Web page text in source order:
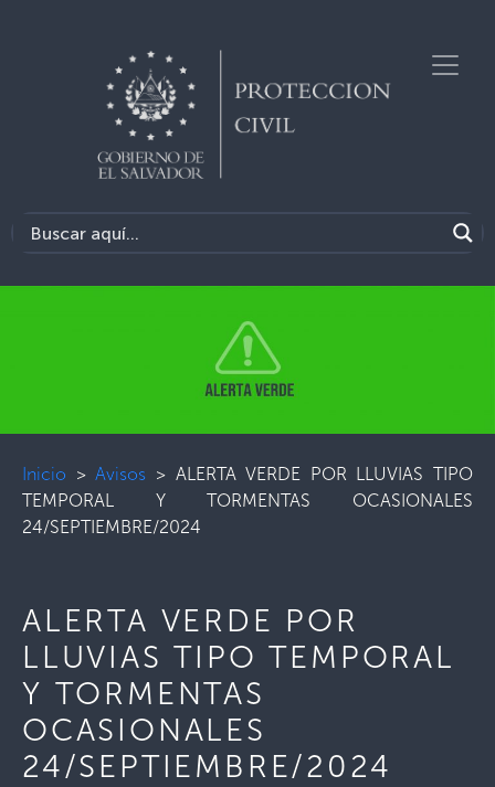
Inicio >Avisos > ALERTA VERDE POR LLUVIAS TIPO
TEMPORAL Y TORMENTAS OCASIONALES
24/SEPTIEMBRE/2024
ALERTA VERDE POR
LLUVIAS TIPO TEMPORAL
Y TORMENTAS
OCASIONALES
24/SEPTIEMBRE/2024